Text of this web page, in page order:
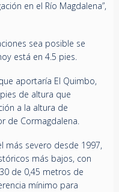
en el Río Magdalena”,
sea posible se
está en 4.5 pies.
aportaría El Quimbo,
de altura que
a la altura de
de Cormagdalena.
más severo desde 1997,
más bajos, con
de 0,45 metros de
mínimo para